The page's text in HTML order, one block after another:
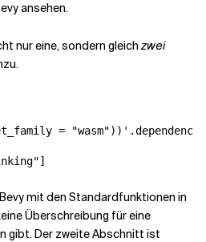
ansehen.
nur eine, sondern gleichzwei
=
mit den Standardfunktionen in
Überschreibung für eine
gibt. Der zweite Abschnitt ist